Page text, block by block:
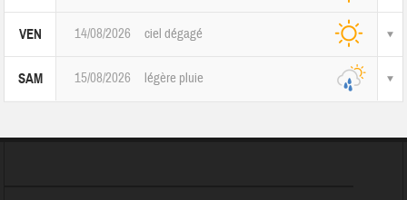
VEN 14/08/2026 ciel dégagé
SAM 15/08/2026 légère pluie